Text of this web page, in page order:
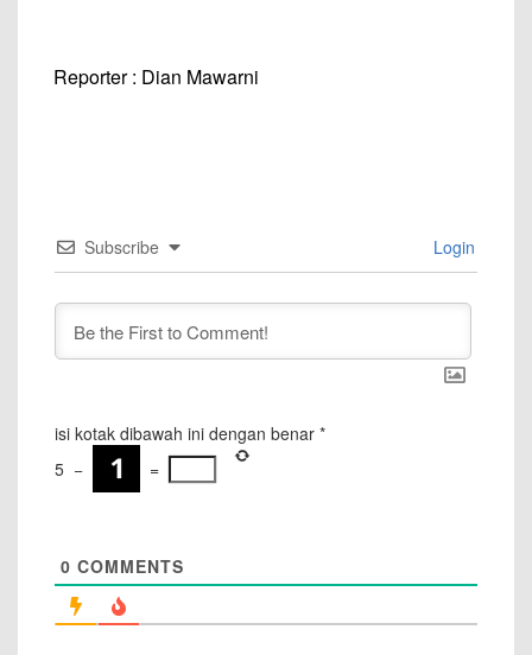
Reporter : Dian Mawarni
Subscribe Login
isi kotak dibawah ini dengan benar *
5 − =
0 COMMENTS